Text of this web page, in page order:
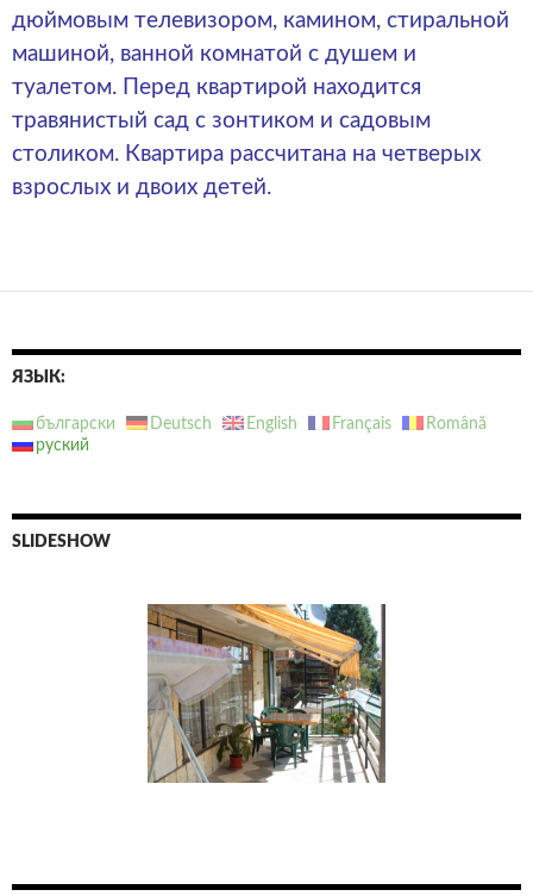
дюймовым телевизором, камином, стиральной
машиной, ванной комнатой с душем и
туалетом. Перед квартирой находится
травянистый сад с зонтиком и садовым
столиком. Квартира рассчитана на четверых
взрослых и двоих детей.
ЯЗЫК:
български Deutsch English Français
Română
руский
SLIDESHOW